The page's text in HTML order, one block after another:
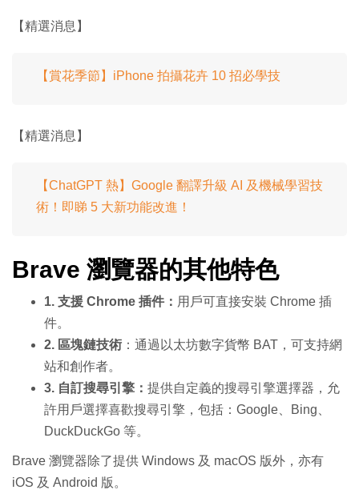
【精選消息】
【賞花季節】iPhone 拍攝花卉 10 招必學技
【精選消息】
【ChatGPT 熱】Google 翻譯升級 AI 及機械學習技
術！即睇 5 大新功能改進！
Brave 瀏覽器的其他特色
1. 支援 Chrome 插件： 用戶可直接安裝 Chrome 插
件。
2. 區塊鏈技術 ：通過以太坊數字貨幣 BAT，可支持網
站和創作者。
3. 自訂搜尋引擎： 提供自定義的搜尋引擎選擇器，允
許用戶選擇喜歡搜尋引擎，包括：Google、Bing、
DuckDuckGo 等。
Brave 瀏覽器除了提供 Windows 及 macOS 版外，亦有
iOS 及 Android 版。